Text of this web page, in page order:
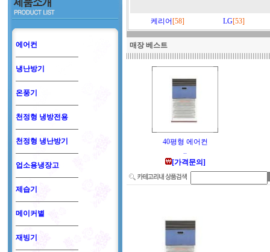
에어컨
냉난방기
온풍기
천정형 냉방전용
천정형 냉난방기
업소용냉장고
제습기
메이커별
재빙기
케리어 [58] LG[53]
매장 베스트
40평형 에어컨
..
[가격문의]